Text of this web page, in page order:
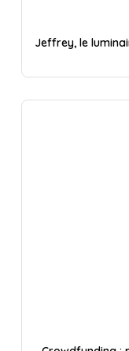
Jeffrey, le